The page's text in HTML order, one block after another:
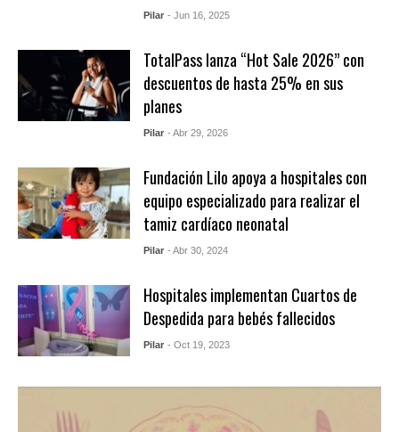
Pilar - Jun 16, 2025
TotalPass lanza “Hot Sale 2026” con
descuentos de hasta 25% en sus
planes
Pilar - Abr 29, 2026
Fundación Lilo apoya a hospitales con
equipo especializado para realizar el
tamiz cardíaco neonatal
Pilar - Abr 30, 2024
Hospitales implementan Cuartos de
Despedida para bebés fallecidos
Pilar - Oct 19, 2023